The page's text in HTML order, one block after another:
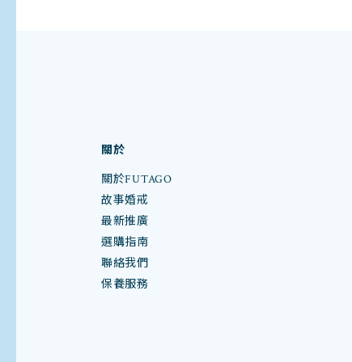
關於
關於FUTAGO
故事婚戒
最新推廣
選購指南
聯絡我們
保養服務